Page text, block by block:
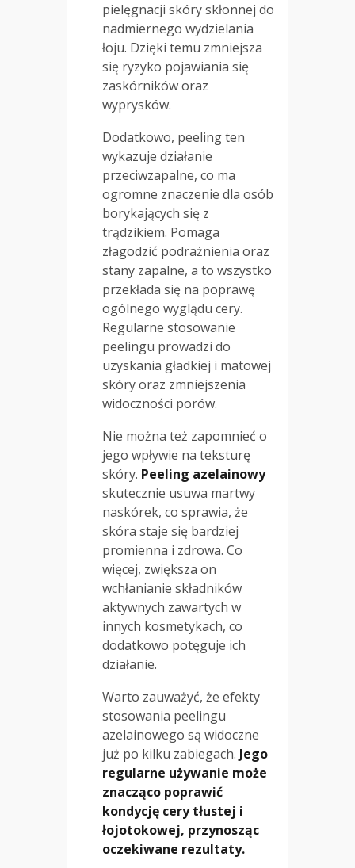
pielęgnacji skóry skłonnej do
nadmiernego wydzielania
łoju. Dzięki temu zmniejsza
się ryzyko pojawiania się
zaskórników oraz
wyprysków.
Dodatkowo, peeling ten
wykazuje działanie
przeciwzapalne, co ma
ogromne znaczenie dla osób
borykających się z
trądzikiem. Pomaga
złagodzić podrażnienia oraz
stany zapalne, a to wszystko
przekłada się na poprawę
ogólnego wyglądu cery.
Regularne stosowanie
peelingu prowadzi do
uzyskania gładkiej i matowej
skóry oraz zmniejszenia
widoczności porów.
Nie można też zapomnieć o
jego wpływie na teksturę
skóry. Peeling azelainowy
skutecznie usuwa martwy
naskórek, co sprawia, że
skóra staje się bardziej
promienna i zdrowa. Co
więcej, zwiększa on
wchłanianie składników
aktywnych zawartych w
innych kosmetykach, co
dodatkowo potęguje ich
działanie.
Warto zauważyć, że efekty
stosowania peelingu
azelainowego są widoczne
już po kilku zabiegach. Jego
regularne używanie może
znacząco poprawić
kondycję cery tłustej i
łojotokowej, przynosząc
oczekiwane rezultaty.